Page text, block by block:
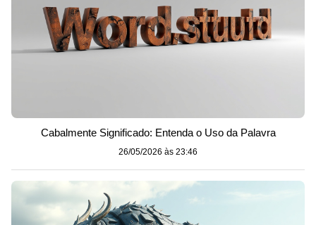
Cabalmente Significado: Entenda o Uso da Palavra
26/05/2026 às 23:46